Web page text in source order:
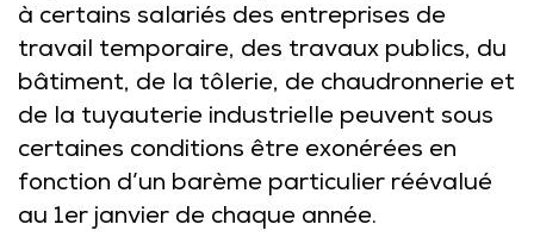
à certains salariés des entreprises de
travail temporaire, des travaux publics, du
bâtiment, de la tôlerie, de chaudronnerie et
de la tuyauterie industrielle peuvent sous
certaines conditions être exonérées en
fonction d’un barème particulier réévalué
au 1er janvier de chaque année.